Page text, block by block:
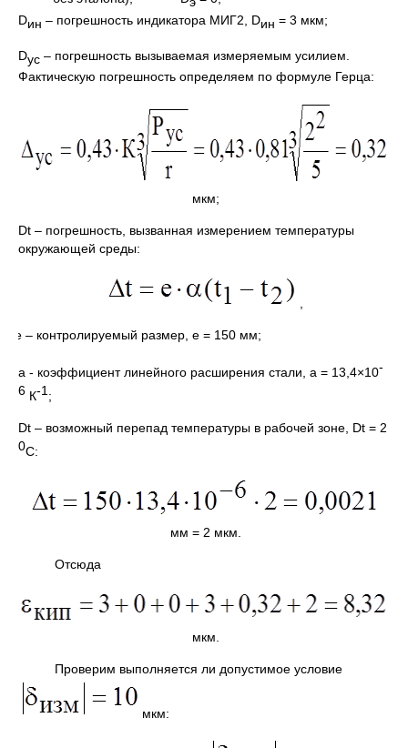
Dин – погрешность индикатора МИГ2, Dин = 3 мкм;
Dус – погрешность вызываемая измеряемым усилием.
Фактическую погрешность определяем по формуле Герца:
мкм;
Dt – погрешность, вызванная измерением температуры
окружающей среды:
,
е – контролируемый размер, е = 150 мм;
a - коэффициент линейного расширения стали, a = 13,4×10-
6 К-1 ;
Dt – возможный перепад температуры в рабочей зоне, Dt = 2
0С:
мм = 2 мкм.
Отсюда
мкм.
Проверим выполняется ли допустимое условие
мкм: